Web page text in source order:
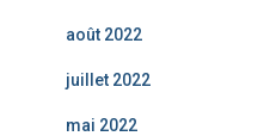
août 2022
juillet 2022
mai 2022